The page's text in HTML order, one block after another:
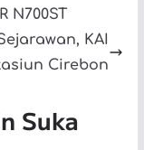
N700ST
KAI
Cirebon
Suka